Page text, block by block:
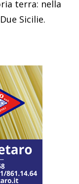
terra: nella
Sicilie.